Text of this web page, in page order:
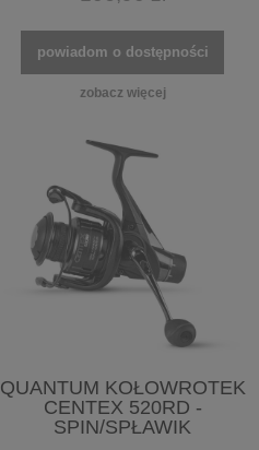
powiadom o dostępności
zobacz więcej
QUANTUM KOŁOWROTEK
CENTEX 520RD -
SPIN/SPŁAWIK